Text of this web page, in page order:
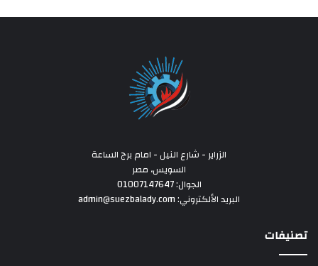
الزراير - شارع النيل - امام برج الساعة
السويس، مصر
الجوال: 01007147647
البريد الألكتروني: admin@suezbalady.com
تصنيفات